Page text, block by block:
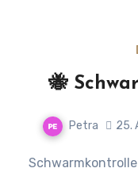
🐝
Petra 25.
Schwarmkontrolle im Mai bedeutet, regelmäßig zu